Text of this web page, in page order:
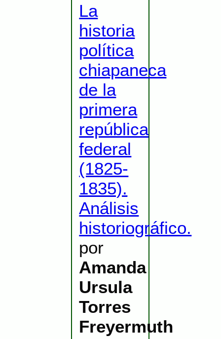
La
historia
política
chiapaneca
de la
primera
república
federal
(1825-
1835).
Análisis
historiográfico.
por
Amanda
Ursula
Torres
Freyermuth